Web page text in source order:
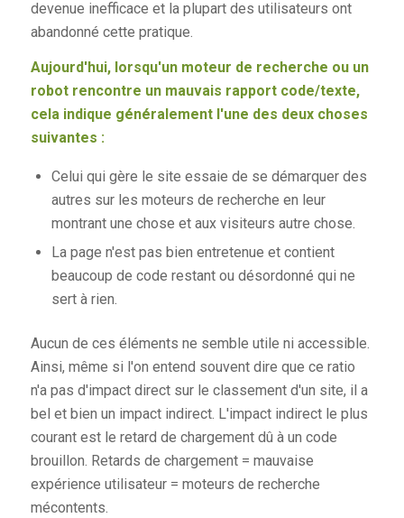
devenue inefficace et la plupart des utilisateurs ont
abandonné cette pratique.
Aujourd'hui, lorsqu'un moteur de recherche ou un
robot rencontre un mauvais rapport code/texte,
cela indique généralement l'une des deux choses
suivantes :
Celui qui gère le site essaie de se démarquer des
autres sur les moteurs de recherche en leur
montrant une chose et aux visiteurs autre chose.
La page n'est pas bien entretenue et contient
beaucoup de code restant ou désordonné qui ne
sert à rien.
Aucun de ces éléments ne semble utile ni accessible.
Ainsi, même si l'on entend souvent dire que ce ratio
n'a pas d'impact direct sur le classement d'un site, il a
bel et bien un impact indirect. L'impact indirect le plus
courant est le retard de chargement dû à un code
brouillon. Retards de chargement = mauvaise
expérience utilisateur = moteurs de recherche
mécontents.